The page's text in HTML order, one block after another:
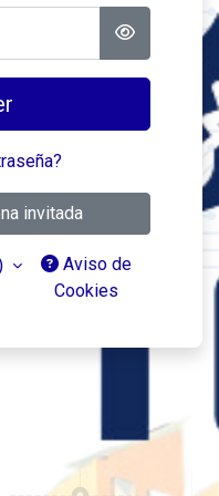
invitada
Aviso de
Cookies